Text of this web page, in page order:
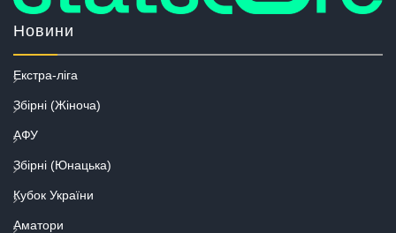
Новини
Екстра-ліга
Збірні (Жіноча)
АФУ
Збірні (Юнацька)
Кубок України
Аматори